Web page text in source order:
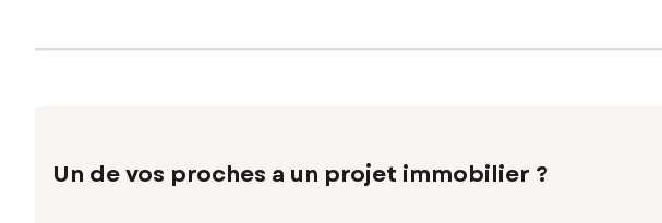
Un de vos proches a un projet immobilier ?